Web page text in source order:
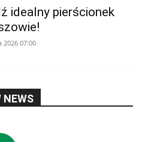
idealny pierścionek
2026 07:00
NEWS